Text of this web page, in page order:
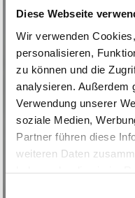
Diese Webseite
Wir verwenden
personalisieren,
zu können und die
analysieren. Außerdem
Verwendung unserer
soziale Medien,
Partner führen diese
weiteren Daten